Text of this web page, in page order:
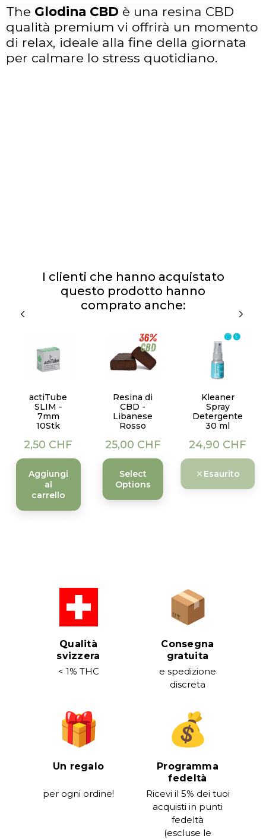
The Glodina CBD è una resina CBD
qualità premium vi offrirà un momento
di relax, ideale alla fine della giornata
per calmare lo stress quotidiano.
I clienti che hanno acquistato
questo prodotto hanno
comprato anche:
actiTube
SLIM -
7mm
10Stk
Prezzo
2,50 CHF
Aggiungi
al
carrello
Resina di
CBD -
Libanese
Rosso
Prezzo
25,00 CHF
Select
Options
Kleaner
Spray
Detergente
30 ml
Prezzo
24,90 CHF
Esaurito
Qualità
svizzera
< 1% THC
Consegna
gratuita
e spedizione
discreta
Un regalo
per ogni ordine!
Programma
fedeltà
Ricevi il 5% dei tuoi
acquisti in punti
fedeltà
(escluse le